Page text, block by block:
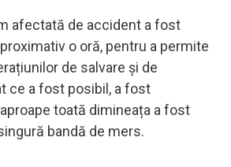
afectată de accident a fost
o oră, pentru a permite
de salvare și de
ce a fost posibil, a fost
toată dimineața a fost
bandă de mers.